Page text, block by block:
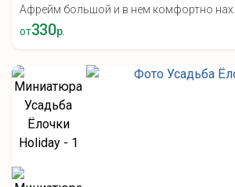
Афрейм большой и в нем комфортно нах...
от330р.